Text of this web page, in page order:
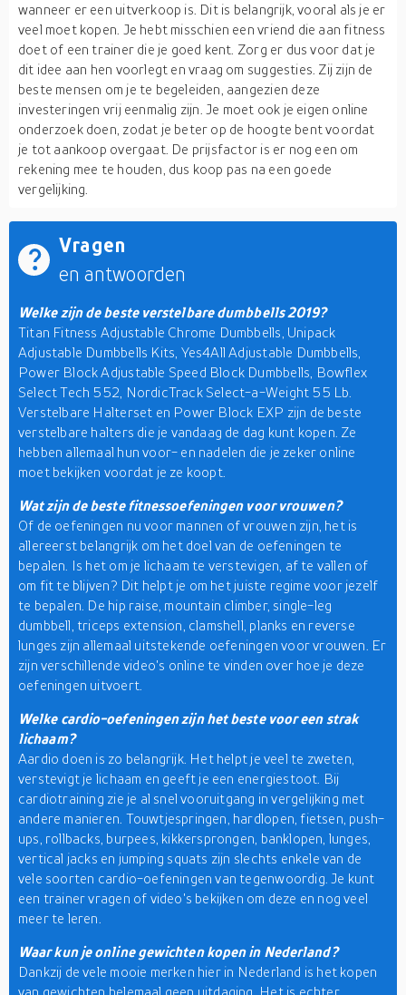
wanneer er een uitverkoop is. Dit is belangrijk, vooral als je er
veel moet kopen. Je hebt misschien een vriend die aan fitness
doet of een trainer die je goed kent. Zorg er dus voor dat je
dit idee aan hen voorlegt en vraag om suggesties. Zij zijn de
beste mensen om je te begeleiden, aangezien deze
investeringen vrij eenmalig zijn. Je moet ook je eigen online
onderzoek doen, zodat je beter op de hoogte bent voordat
je tot aankoop overgaat. De prijsfactor is er nog een om
rekening mee te houden, dus koop pas na een goede
vergelijking.
Vragen
en antwoorden
Welke zijn de beste verstelbare dumbbells 2019?
Titan Fitness Adjustable Chrome Dumbbells, Unipack
Adjustable Dumbbells Kits, Yes4All Adjustable Dumbbells,
Power Block Adjustable Speed Block Dumbbells, Bowflex
Select Tech 552, NordicTrack Select-a-Weight 55 Lb.
Verstelbare Halterset en Power Block EXP zijn de beste
verstelbare halters die je vandaag de dag kunt kopen. Ze
hebben allemaal hun voor- en nadelen die je zeker online
moet bekijken voordat je ze koopt.
Wat zijn de beste fitnessoefeningen voor vrouwen?
Of de oefeningen nu voor mannen of vrouwen zijn, het is
allereerst belangrijk om het doel van de oefeningen te
bepalen. Is het om je lichaam te verstevigen, af te vallen of
om fit te blijven? Dit helpt je om het juiste regime voor jezelf
te bepalen. De hip raise, mountain climber, single-leg
dumbbell, triceps extension, clamshell, planks en reverse
lunges zijn allemaal uitstekende oefeningen voor vrouwen. Er
zijn verschillende video's online te vinden over hoe je deze
oefeningen uitvoert.
Welke cardio-oefeningen zijn het beste voor een strak
lichaam?
Aardio doen is zo belangrijk. Het helpt je veel te zweten,
verstevigt je lichaam en geeft je een energiestoot. Bij
cardiotraining zie je al snel vooruitgang in vergelijking met
andere manieren. Touwtjespringen, hardlopen, fietsen, push-
ups, rollbacks, burpees, kikkersprongen, banklopen, lunges,
vertical jacks en jumping squats zijn slechts enkele van de
vele soorten cardio-oefeningen van tegenwoordig. Je kunt
een trainer vragen of video's bekijken om deze en nog veel
meer te leren.
Waar kun je online gewichten kopen in Nederland?
Dankzij de vele mooie merken hier in Nederland is het kopen
van gewichten helemaal geen uitdaging. Het is echter